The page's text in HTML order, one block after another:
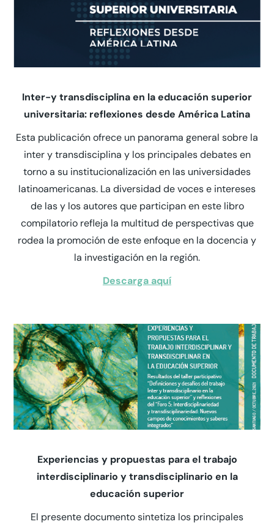
Inter-y transdisciplina en la educación superior
universitaria: reflexiones desde América Latina
Esta publicación ofrece un panorama general sobre la
inter y transdisciplina y los principales debates en
torno a su institucionalización en las universidades
latinoamericanas. La diversidad de voces e intereses
de las y los autores que participan en este libro
compilatorio refleja la multitud de perspectivas que
rodea la promoción de este enfoque en la docencia y
la investigación en la región.
Descarga aquí
Experiencias y propuestas para el trabajo
interdisciplinario y transdisciplinario en la
educación superior
El presente documento sintetiza los principales